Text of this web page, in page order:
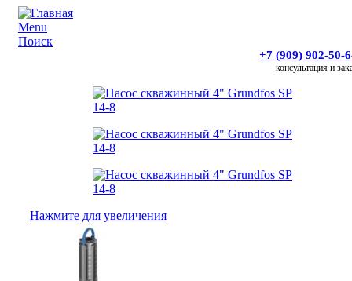
Menu
Поиск
+7 (909) 902-50-
консультация и
Нажмите для увеличения